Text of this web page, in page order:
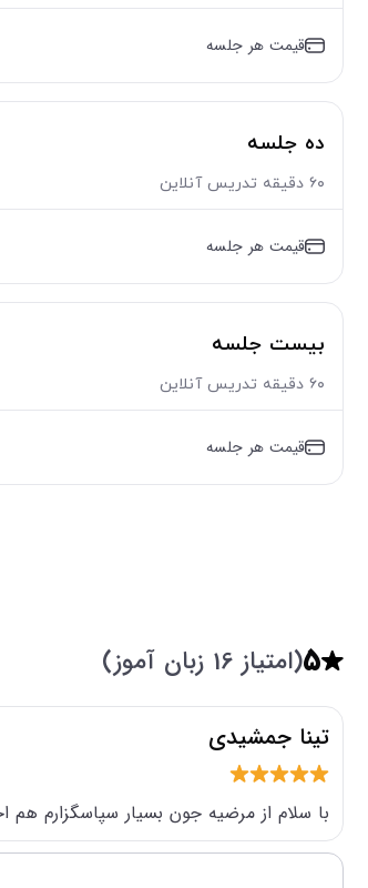
قیمت هر جلسه
ده جلسه
۶۰ دقیقه تدریس آنلاین
قیمت هر جلسه
بیست جلسه
۶۰ دقیقه تدریس آنلاین
قیمت هر جلسه
5(امتیاز 16 زبان آموز)
تینا جمشیدی
با سلام از مرضیه جون بسیار سپاسگزارم هم